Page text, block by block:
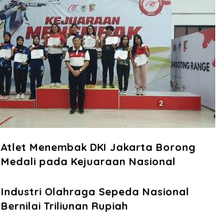
Atlet Menembak DKI Jakarta Borong
Medali pada Kejuaraan Nasional
Industri Olahraga Sepeda Nasional
Bernilai Triliunan Rupiah